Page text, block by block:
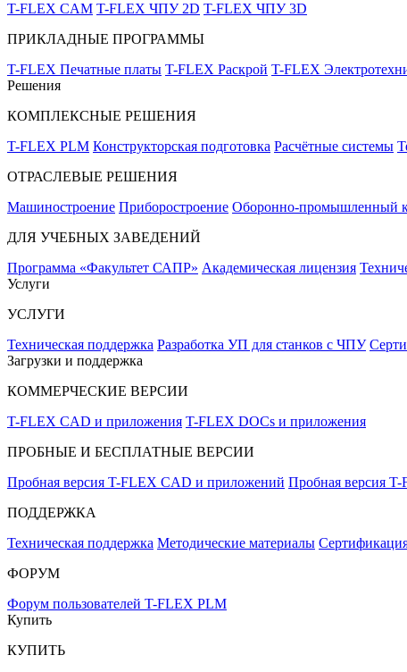
T-FLEX CAM T-FLEX ЧПУ 2D T-FLEX ЧПУ 3D
ПРИКЛАДНЫЕ ПРОГРАММЫ
T-FLEX Печатные платы T-FLEX Раскрой T-FLEX
Решения
КОМПЛЕКСНЫЕ РЕШЕНИЯ
T-FLEX PLM Конструкторская подготовка Расчётные системы
ОТРАСЛЕВЫЕ РЕШЕНИЯ
Машиностроение Приборостроение Оборонно-промышленный
ДЛЯ УЧЕБНЫХ ЗАВЕДЕНИЙ
Программа «Факультет САПР» Академическая лицензия
Услуги
УСЛУГИ
Техническая поддержка Разработка УП для станков с ЧПУ
Загрузки и поддержка
КОММЕРЧЕСКИЕ ВЕРСИИ
T-FLEX CAD и приложения T-FLEX DOCs и приложения
ПРОБНЫЕ И БЕСПЛАТНЫЕ ВЕРСИИ
Пробная версия T-FLEX CAD и приложений Пробная версия
ПОДДЕРЖКА
Техническая поддержка Методические материалы
ФОРУМ
Форум пользователей T-FLEX PLM
Купить
КУПИТЬ